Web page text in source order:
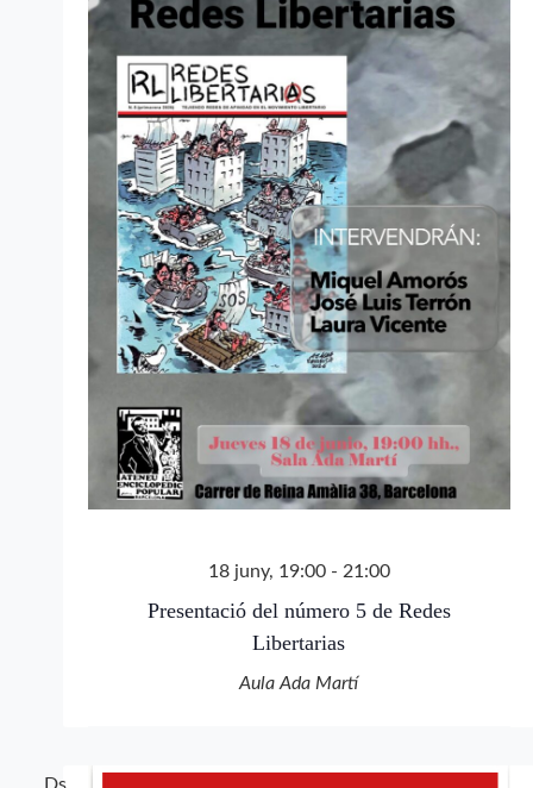
18 juny, 19:00- 21:00
Presentació del número 5 de Redes
Libertarias
Aula Ada Martí